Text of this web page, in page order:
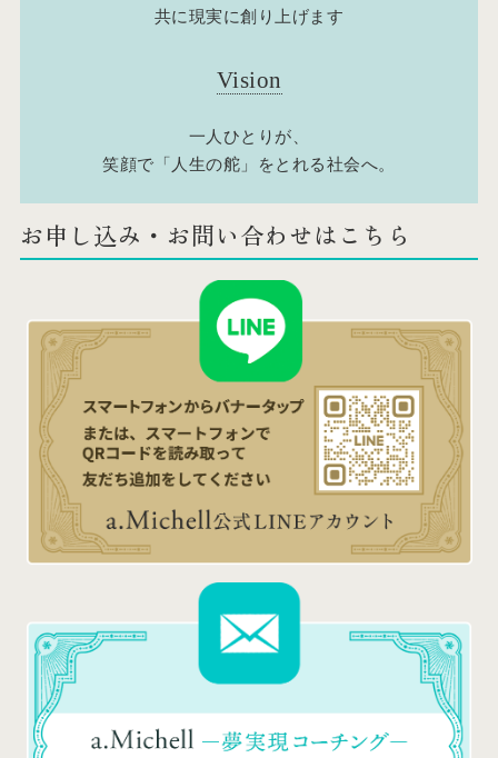
共に現実に創り上げます
Vision
一人ひとりが、
笑顔で「人生の舵」をとれる社会へ。
お申し込み・お問い合わせはこちら